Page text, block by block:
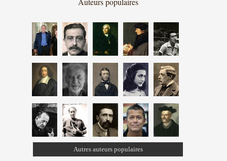
Autres auteurs populaires